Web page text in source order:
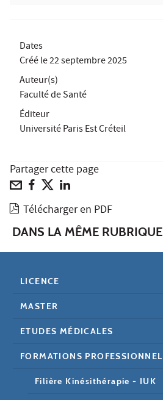
Dates
Créé le22 septembre 2025
Auteur(s)
Faculté de Santé
Éditeur
Université Paris Est Créteil
Partager cette page
Télécharger en PDF
DANS LA MÊME RUBRIQUE
LICENCE
MASTER
ETUDES MÉDICALES
FORMATIONS
Filière Kinésithérapie - IUK